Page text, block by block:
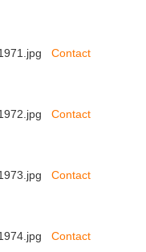
Contact
Contact
Contact
Contact